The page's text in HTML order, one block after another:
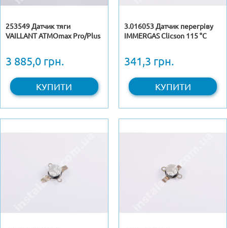
253549 Датчик тяги
VAILLANT ATMOmax Pro/Plus
3 885,0 грн.
КУПИТИ
3.016053 Датчик перегріву
IMMERGAS Clicson 115 °С
341,3 грн.
КУПИТИ